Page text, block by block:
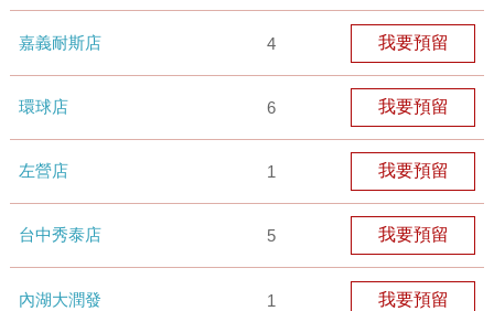
嘉義耐斯店 4 我要預留
環球店 6 我要預留
左營店 1 我要預留
台中秀泰店 5 我要預留
內湖大潤發 1 我要預留